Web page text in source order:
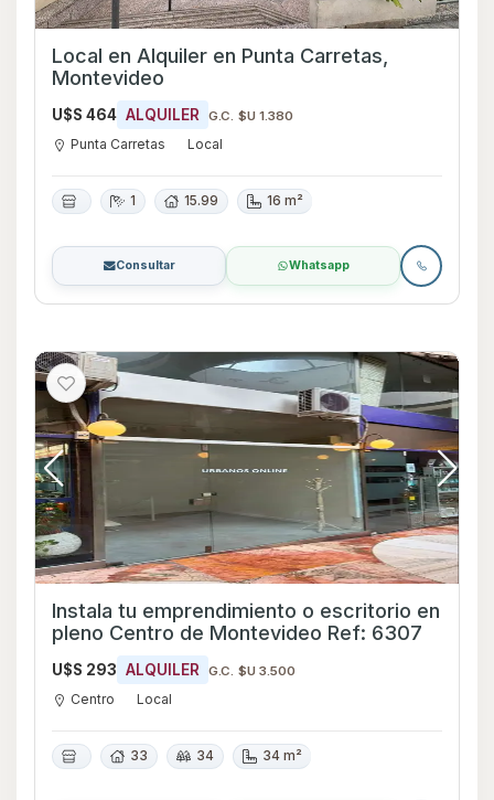
Local en Alquiler en Punta Carretas,
Montevideo
U$S 464 ALQUILER G.C. $U 1.380
Punta Carretas Local
1 15.99 16 m²
Consultar Whatsapp
Instala tu emprendimiento o escritorio en
pleno Centro de Montevideo Ref: 6307
U$S 293 ALQUILER G.C. $U 3.500
Centro Local
33 34 34 m²